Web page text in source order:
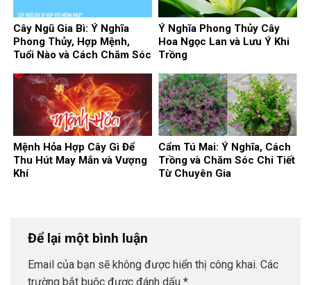
Cây Ngũ Gia Bì: Ý Nghĩa
Phong Thủy, Hợp Mệnh,
Tuổi Nào và Cách Chăm Sóc
Ý Nghĩa Phong Thủy Cây
Hoa Ngọc Lan và Lưu Ý Khi
Trồng
Mệnh Hỏa Hợp Cây Gì Để
Thu Hút May Mắn và Vượng
Khí
Cẩm Tú Mai: Ý Nghĩa, Cách
Trồng và Chăm Sóc Chi Tiết
Từ Chuyên Gia
Để lại một bình luận
Email của bạn sẽ không được hiển thị công khai. Các
trường bắt buộc được đánh dấu *